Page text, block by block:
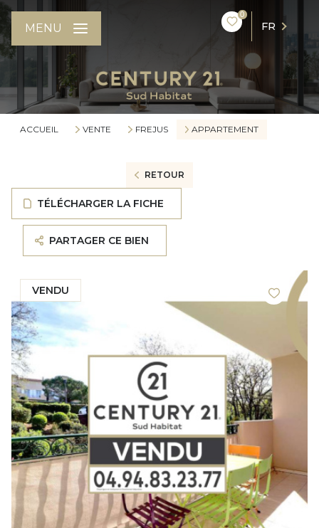
0
FR
MENU
ACCUEIL VENTE FREJUS APPARTEMENT
RETOUR
TÉLÉCHARGER LA FICHE
PARTAGER CE BIEN
VENDU